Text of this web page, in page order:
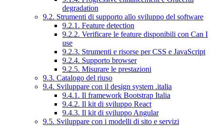
degradation
9.2. Strumenti di supporto allo sviluppo del software
9.2.1. Feature detection
9.2.2. Verificare le feature disponibili con Can I
use
9.2.3. Strumenti e risorse per CSS e JavaScript
9.2.4. Supporto browser
9.2.5. Misurare le prestazioni
9.3. Catalogo del riuso
9.4. Sviluppare con il design system .italia
9.4.1. Il framework Bootstrap Italia
9.4.2. Il kit di sviluppo React
9.4.3. Il kit di sviluppo Angular
9.5. Sviluppare con i modelli di sito e servizi